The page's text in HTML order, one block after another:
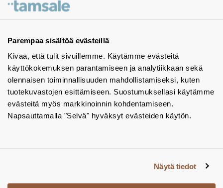
Parempaa sisältöä evästeillä
Kivaa, että tulit sivuillemme. Käytämme evästeitä
käyttökokemuksen parantamiseen ja analytiikkaan sekä
olennaisen toiminnallisuuden mahdollistamiseksi, kuten
tuotekuvastojen esittämiseen. Suostumuksellasi käytämme
evästeitä myös markkinoinnin kohdentamiseen.
Napsauttamalla "Selvä" hyväksyt evästeiden käytön.
Näytä tiedot
Ota yhteyttä - autamme mielellämme
Tuotekuvastot
Instagram
BIM-objektit
Yhteystiedot
Tiedotteet